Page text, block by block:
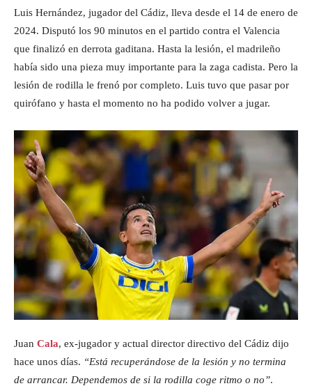
Luis Hernández, jugador del Cádiz, lleva desde el 14 de enero de
2024. Disputó los 90 minutos en el partido contra el Valencia
que finalizó en derrota gaditana. Hasta la lesión, el madrileño
había sido una pieza muy importante para la zaga cadista. Pero la
lesión de rodilla le frenó por completo. Luis tuvo que pasar por
quirófano y hasta el momento no ha podido volver a jugar.
Juan Cala, ex-jugador y actual director directivo del Cádiz dijo
hace unos días. “Está recuperándose de la lesión y no termina
de arrancar. Dependemos de si la rodilla coge ritmo o no”.